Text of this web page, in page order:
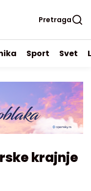
Pretraga
Sport Svet
krajnje